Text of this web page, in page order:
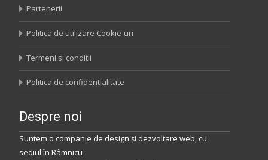
Partenerii
Politica de utilizare Cookie-uri
Termeni si conditii
Politica de confidentialitate
Despre noi
Suntem o companie de design și dezvoltare web, cu
sediulîn Râmnicu